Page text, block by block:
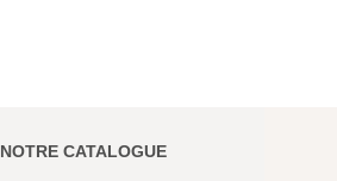
NOTRE CATALOGUE